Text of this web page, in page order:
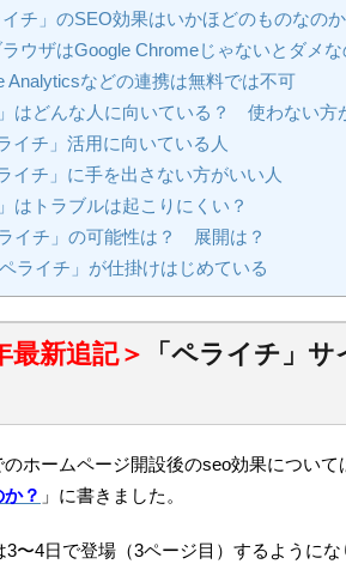
イチ」のSEO効果はいかほどのものなのか
ウザはGoogle Chromeじゃないとダメな
Analyticsなどの連携は無料では不可
はどんな人に向いている？ 使わない方
イチ」活用に向いている人
イチ」に手を出さない方がいい人
はトラブルは起こりにくい？
イチ」の可能性は？ 展開は？
ライチ」が仕掛けはじめている
最新追記＞
「ペライチ」
のホームページ開設後のseo効果について
？ 」に書きました。
3〜4日で登場（3ページ目）するように